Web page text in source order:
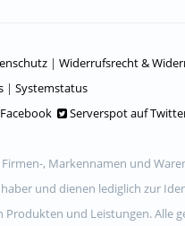
| Widerrufsrecht &
| Systemstatus
Serverspot auf
, Markennamen und
und dienen lediglich zur
Produkten und Leistungen. Alle